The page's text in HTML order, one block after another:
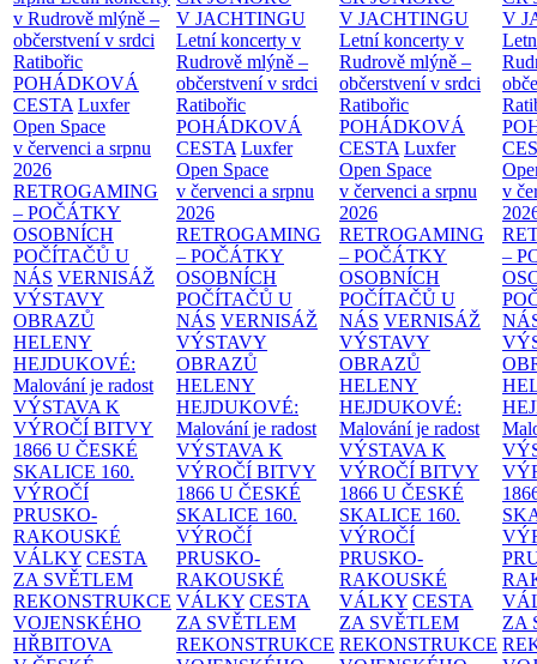
v Rudrově mlýně –
občerstvení v srdci
Ratibořic
POHÁDKOVÁ
CESTA Luxfer
Open Space
v červenci a srpnu
2026
RETROGAMING
– POČÁTKY
OSOBNÍCH
POČÍTAČŮ U
NÁS VERNISÁŽ
VÝSTAVY
OBRAZŮ
HELENY
HEJDUKOVÉ:
Malování je radost
VÝSTAVA K
VÝROČÍ BITVY
1866 U ČESKÉ
SKALICE 160.
VÝROČÍ
PRUSKO-
RAKOUSKÉ
VÁLKY CESTA
ZA SVĚTLEM
REKONSTRUKCE
VOJENSKÉHO
HŘBITOVA
V JACHTINGU
Letní koncerty v
Rudrově mlýně –
občerstvení v srdci
Ratibořic
POHÁDKOVÁ
CESTA Luxfer
Open Space
v červenci a srpnu
2026
RETROGAMING
– POČÁTKY
OSOBNÍCH
POČÍTAČŮ U
NÁS VERNISÁŽ
VÝSTAVY
OBRAZŮ
HELENY
HEJDUKOVÉ:
Malování je radost
VÝSTAVA K
VÝROČÍ BITVY
1866 U ČESKÉ
SKALICE 160.
VÝROČÍ
PRUSKO-
RAKOUSKÉ
VÁLKY CESTA
ZA SVĚTLEM
REKONSTRUKCE
V JACHTINGU
Letní koncerty v
Rudrově mlýně –
občerstvení v srdci
Ratibořic
POHÁDKOVÁ
CESTA Luxfer
Open Space
v červenci a srpnu
2026
RETROGAMING
– POČÁTKY
OSOBNÍCH
POČÍTAČŮ U
NÁS VERNISÁŽ
VÝSTAVY
OBRAZŮ
HELENY
HEJDUKOVÉ:
Malování je radost
VÝSTAVA K
VÝROČÍ BITVY
1866 U ČESKÉ
SKALICE 160.
VÝROČÍ
PRUSKO-
RAKOUSKÉ
VÁLKY CESTA
ZA SVĚTLEM
REKONSTRUKCE
V
v
–
ZA